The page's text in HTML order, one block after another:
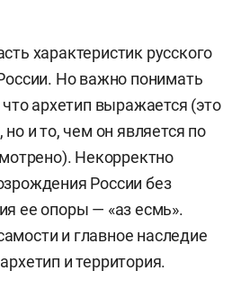
характеристик русского
Но важно понимать
архетип выражается (это
и то, чем он является по
Некорректно
России без
ее опоры — «аз есмь».
и главное наследие
и территория.